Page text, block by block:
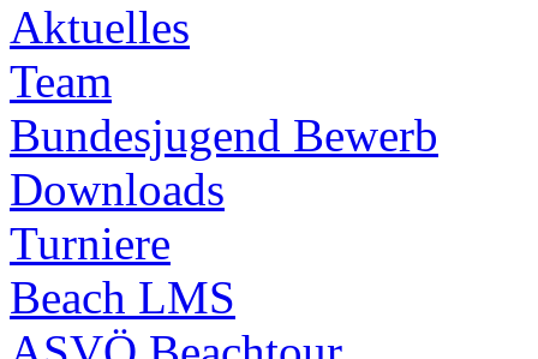
Aktuelles
Team
Bundesjugend Bewerb
Downloads
Turniere
Beach LMS